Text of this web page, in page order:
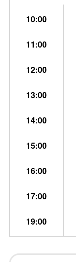
10:00
11:00
12:00
13:00
14:00
15:00
16:00
17:00
19:00